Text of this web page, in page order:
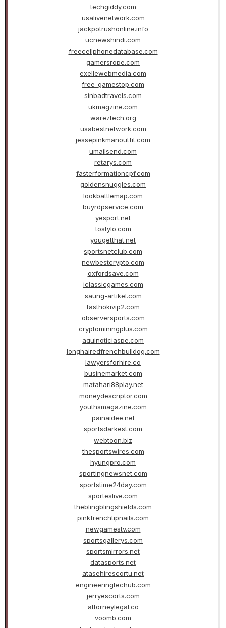
techgiddy.com
usalivenetwork.com
jackpotrushonline.info
ucnewshindi.com
freecellphonedatabase.com
gamersrope.com
exellewebmedia.com
free-gamestop.com
sinbadtravels.com
ukmagzine.com
wareztech.org
usabestnetwork.com
jessepinkmanoutfit.com
umailsend.com
retarys.com
fasterformationcpf.com
goldensnuggles.com
lookbattlemap.com
buyrdpservice.com
yesport.net
tostylo.com
yougetthat.net
sportsnetclub.com
newbestcrypto.com
oxfordsave.com
iclassicgames.com
saung-artikel.com
fasthokivip2.com
observersports.com
cryptominingplus.com
aquinoticiaspe.com
longhairedfrenchbulldog.com
lawyersforhire.co
businemarket.com
matahari88play.net
moneydescriptor.com
youthsmagazine.com
painaidee.net
sportsdarkest.com
webtoon.biz
thesportswires.com
hyungpro.com
sportingnewsnet.com
sportstime24day.com
sporteslive.com
theblingblingshields.com
pinkfrenchtipnails.com
newgamestv.com
sportsgallerys.com
sportsmirrors.net
datasports.net
atasehirescortu.net
engineeringtechub.com
jerryescorts.com
attorneylegal.co
voomb.com